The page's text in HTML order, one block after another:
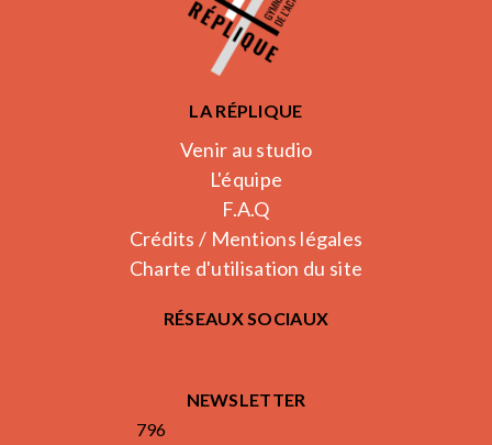
LA RÉPLIQUE
Venir au studio
L'équipe
F.A.Q
Crédits / Mentions légales
Charte d'utilisation du site
RÉSEAUX SOCIAUX
NEWSLETTER
796